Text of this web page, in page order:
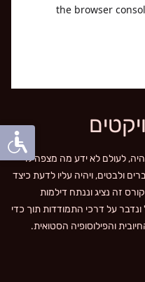
לעולם לא ידע מה מצפה לו
ולבטים, ויהיה עליו לדעת כיצד
זה נציג וננתח דילמות
על דרכי התמודדות תוך כדי
והפילוסופיה הסטואית.